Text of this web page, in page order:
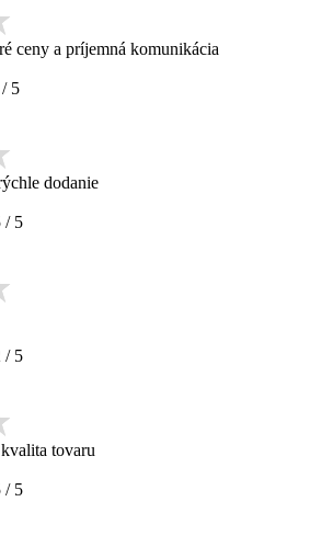
ceny a príjemná komunikácia
/ 5
dodanie
/ 5
/ 5
tovaru
/ 5